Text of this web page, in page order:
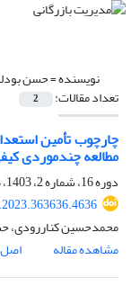
نویسنده =حسن
تعداد مقالات: 2
چارچوب تأمین
مطالعه چندموردی
دوره 16، شماره 2، 1403، صفحه
محمدحسین کناررودی،
مشاهده مقاله
اصل